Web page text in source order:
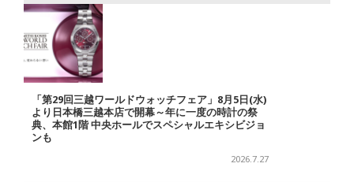
「第29回三越ワールドウォッチフェア」8月5日(水)
より日本橋三越本店で開幕～年に一度の時計の祭
典、本館1階 中央ホールでスペシャルエキシビジョ
ンも
2026.7.27